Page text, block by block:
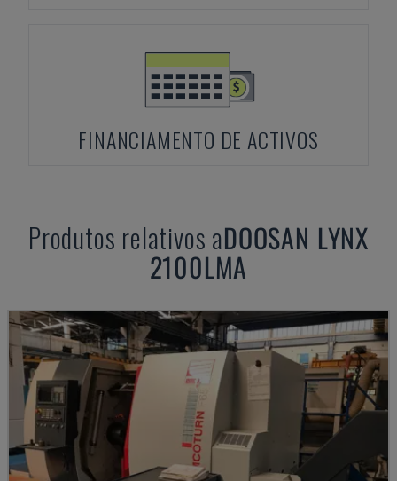
FINANCIAMENTO DE ACTIVOS
Produtos relativos aDOOSAN LYNX
2100LMA